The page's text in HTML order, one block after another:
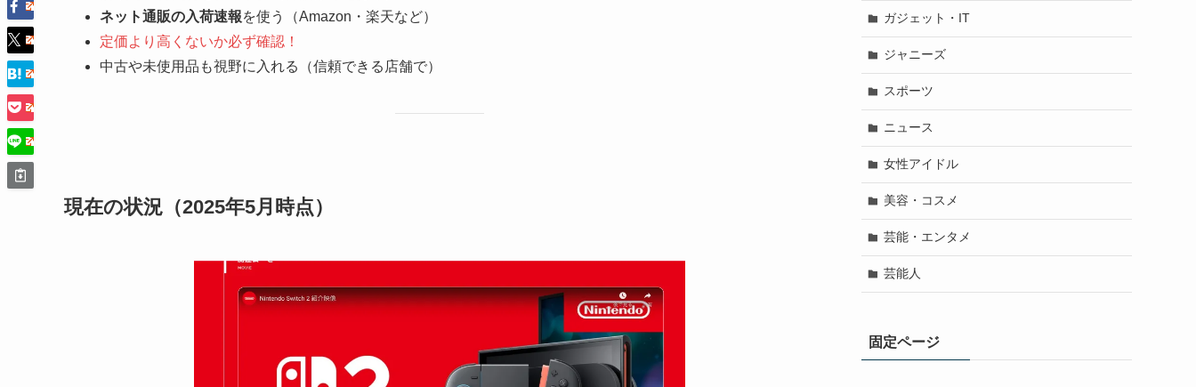
ネット通販の入荷速報を使う（Amazon・楽天など）
定価より高くないか必ず確認！
中古や未使用品も視野に入れる（信頼できる店舗で）
現在の状況（2025年5月時点）
ガジェット・IT
ジャニーズ
スポーツ
ニュース
女性アイドル
美容・コスメ
芸能・エンタメ
芸能人
固定ページ